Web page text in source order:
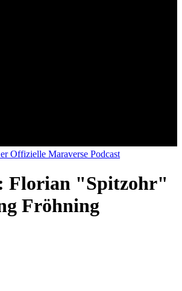
Offizielle Maraverse Podcast
Florian "Spitzohr"
Fröhning